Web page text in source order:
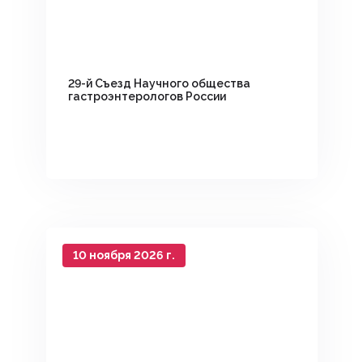
29-й Съезд Научного общества
гастроэнтерологов России
10 ноября 2026 г.